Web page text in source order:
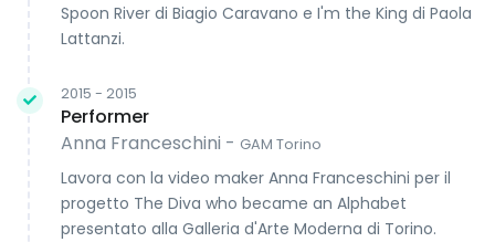
Spoon River di Biagio Caravano e I'm the King di Paola
Lattanzi.
2015 - 2015
Performer
Anna Franceschini - GAM Torino
Lavora con la video maker Anna Franceschini per il
progetto The Diva who became an Alphabet
presentato alla Galleria d'Arte Moderna di Torino.